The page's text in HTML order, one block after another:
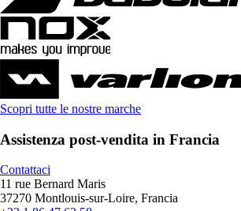
Scopri tutte le nostre marche
Assistenza post-vendita in Francia
Contattaci
11 rue Bernard Maris
37270 Montlouis-sur-Loire, Francia